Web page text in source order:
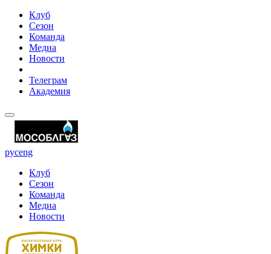
Клуб
Сезон
Команда
Медиа
Новости
Телеграм
Академия
русeng
Клуб
Сезон
Команда
Медиа
Новости